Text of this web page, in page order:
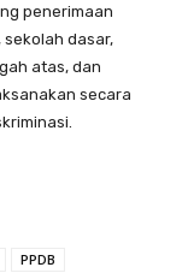
penerimaan
dasar,
atas, dan
secara
PPDB